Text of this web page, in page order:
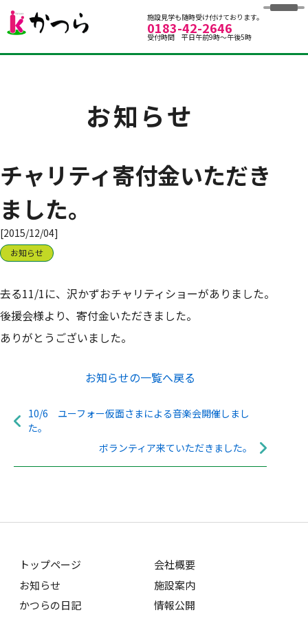
グループホームかつら
施設見学も随時受け付けております。
0183-42-2646
受付時間 平日午前9時～午後5時
お知らせ
チャリティ寄付金いただき
ました。
[2015/12/04]
お知らせ
去る11/1に、沢かずおチャリティショーがありました。
後援会様より、寄付金いただきました。
ありがとうございました。
お知らせの一覧へ戻る
10/6 ユーフォー仮面さまによる音楽会開催しまし
た。
ボランティア来ていただきました。
トップページ
お知らせ
かつらの日記
会社概要
施設案内
情報公開